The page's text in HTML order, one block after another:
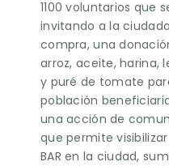
1100 voluntarios que
invitando a la
compra, una
arroz, aceite, harina,
y puré de tomate
población
una acción de
que permite
BAR en la ciudad,